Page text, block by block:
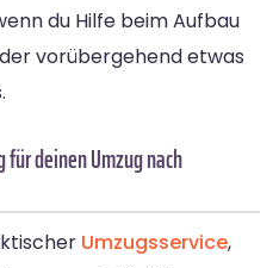
du Hilfe beim Aufbau
vorübergehend etwas
deinen Umzug nach
Umzugsservice,